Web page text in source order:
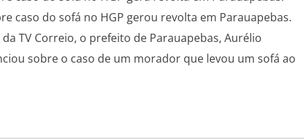
caso do sofá no HGP gerou revolta em Parauapebas.
TV Correio, o prefeito de Parauapebas, Aurélio
sobre o caso de um morador que levou um sofá ao